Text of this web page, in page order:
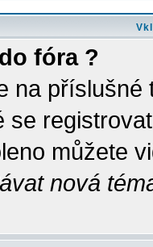
fóra ?
na
se
můžete
nová